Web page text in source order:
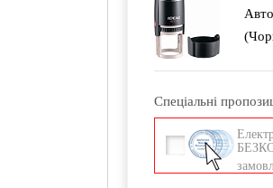
Спеціальні